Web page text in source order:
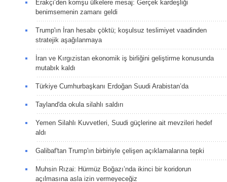
Erakçi’den komşu ülkelere mesaj: Gerçek kardeşliği
benimsemenin zamanı geldi
Trump'ın İran hesabı çöktü; koşulsuz teslimiyet vaadinden
stratejik aşağılanmaya
İran ve Kırgızistan ekonomik iş birliğini geliştirme konusunda
mutabık kaldı
Türkiye Cumhurbaşkanı Erdoğan Suudi Arabistan’da
Tayland'da okula silahlı saldırı
Yemen Silahlı Kuvvetleri, Suudi güçlerine ait mevzileri hedef
aldı
Galibaf'tan Trump'ın birbiriyle çelişen açıklamalarına tepki
Muhsin Rızai: Hürmüz Boğazı’nda ikinci bir koridorun
açılmasına asla izin vermeyeceğiz